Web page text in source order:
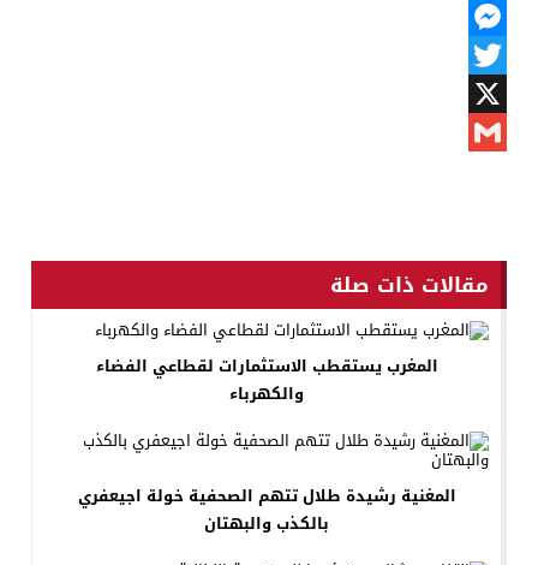
WhatsApp
Messenger
Twitter
X
مقالات ذات صلة
المغرب يستقطب الاستثمارات لقطاعي الفضاء
والكهرباء
المغنية رشيدة طلال تتهم الصحفية خولة اجيعفري
بالكذب والبهتان